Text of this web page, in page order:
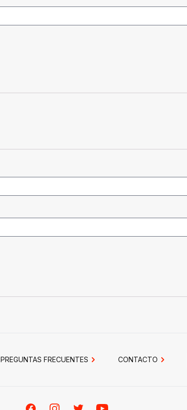
PREGUNTAS FRECUENTES CONTACTO